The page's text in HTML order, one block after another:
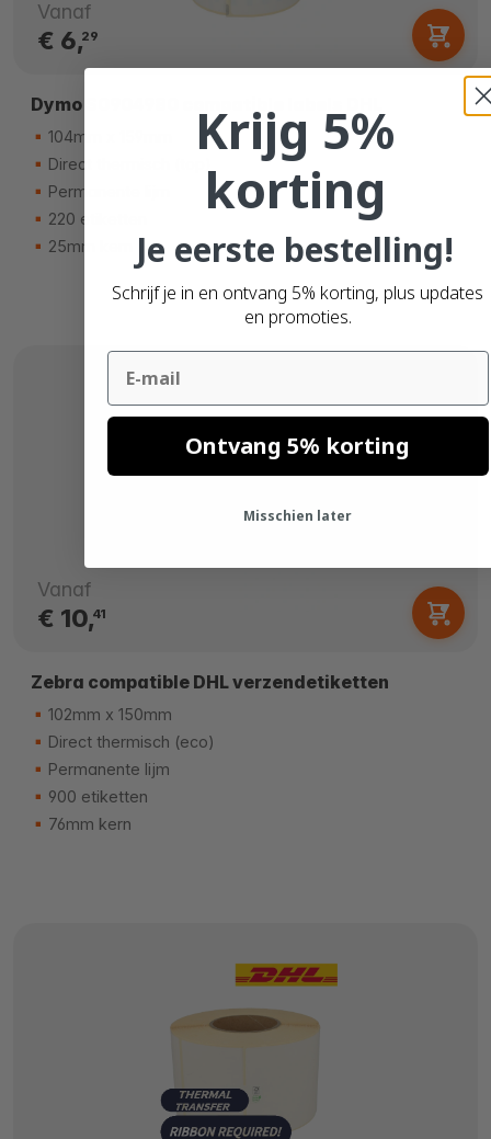
Vanaf
€ 6,29
Dymo S0904980 compatible labels DHL
104mm x 159mm
Direct thermisch (top)
Permanente lijm
220 etiketten
25mm kern
Vanaf
€ 10,41
Zebra compatible DHL verzendetiketten
102mm x 150mm
Direct thermisch (eco)
Permanente lijm
900 etiketten
76mm kern
Krijg 5%
korting
Je eerste bestelling!
Schrijf je in en ontvang 5% korting, plus updates
en promoties.
Email
Ontvang 5% korting
Misschien later